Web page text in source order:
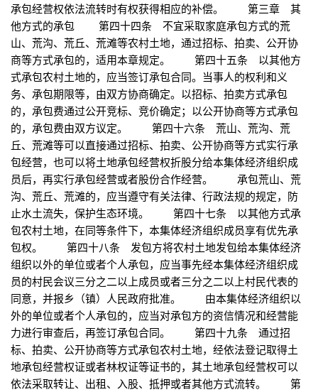
承包经营权依法流转时有权获得相应的补偿。 第三章 其
他方式的承包 第四十四条 不宜采取家庭承包方式的荒
山、荒沟、荒丘、荒滩等农村土地，通过招标、拍卖、公开协
商等方式承包的，适用本章规定。 第四十五条 以其他方
式承包农村土地的，应当签订承包合同。当事人的权利和义
务、承包期限等，由双方协商确定。以招标、拍卖方式承包
的，承包费通过公开竞标、竞价确定；以公开协商等方式承包
的，承包费由双方议定。 第四十六条 荒山、荒沟、荒
丘、荒滩等可以直接通过招标、拍卖、公开协商等方式实行承
包经营，也可以将土地承包经营权折股分给本集体经济组织成
员后，再实行承包经营或者股份合作经营。 承包荒山、荒
沟、荒丘、荒滩的，应当遵守有关法律、行政法规的规定，防
止水土流失，保护生态环境。 第四十七条 以其他方式承
包农村土地，在同等条件下，本集体经济组织成员享有优先承
包权。 第四十八条 发包方将农村土地发包给本集体经济
组织以外的单位或者个人承包，应当事先经本集体经济组织成
员的村民会议三分之二以上成员或者三分之二以上村民代表的
同意，并报乡（镇）人民政府批准。 由本集体经济组织以
外的单位或者个人承包的，应当对承包方的资信情况和经营能
力进行审查后，再签订承包合同。 第四十九条 通过招
标、拍卖、公开协商等方式承包农村土地，经依法登记取得土
地承包经营权证或者林权证等证书的，其土地承包经营权可以
依法采取转让、出租、入股、抵押或者其他方式流转。 第